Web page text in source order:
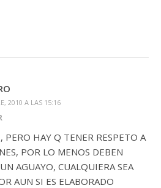
2010 A LAS 15:16
PERO HAY Q TENER RESPETO A
POR LO MENOS DEBEN
AGUAYO, CUALQUIERA SEA
AUN SI ES ELABORADO